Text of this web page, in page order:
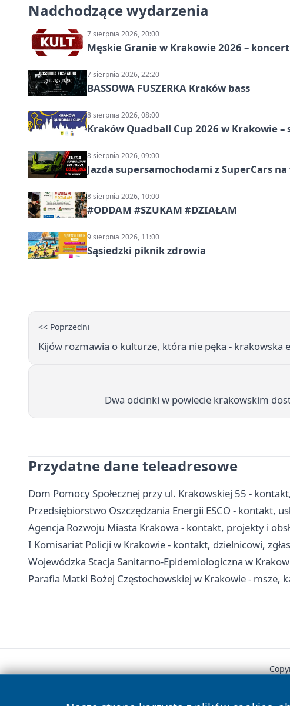
Nadchodzące wydarzenia
7 sierpnia 2026, 20:00
Męskie Granie w Krakowie 2026 –
7 sierpnia 2026, 22:20
BASSOWA FUSZERKA Kraków bass
8 sierpnia 2026, 08:00
Kraków Quadball Cup 2026 w Krakowie
8 sierpnia 2026, 09:00
Jazda supersamochodami z SuperCars
8 sierpnia 2026, 10:00
#ODDAM #SZUKAM #DZIAŁAM
9 sierpnia 2026, 11:00
Sąsiedzki piknik zdrowia
<< Poprzedni
Kijów rozmawia o kulturze, która nie pęka -
Dwa odcinki w powiecie krakowskim
Przydatne dane teleadresowe
Dom Pomocy Społecznej przy ul. Krakowskiej 55 -
Przedsiębiorstwo Oszczędzania Energii ESCO - kontakt,
Agencja Rozwoju Miasta Krakowa - kontakt, projekty i
I Komisariat Policji w Krakowie - kontakt, dzielnicowi,
Wojewódzka Stacja Sanitarno-Epidemiologiczna w
Parafia Matki Bożej Częstochowskiej w Krakowie - msze,